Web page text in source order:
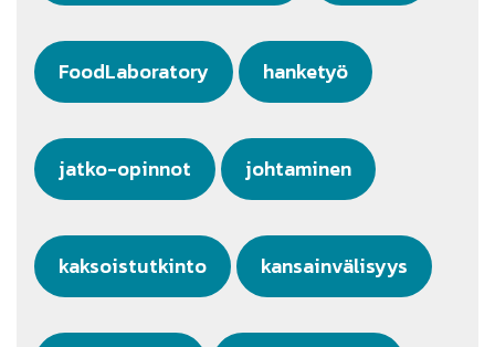
FoodLaboratory hanketyö
jatko-opinnot johtaminen
kaksoistutkinto kansainvälisyys